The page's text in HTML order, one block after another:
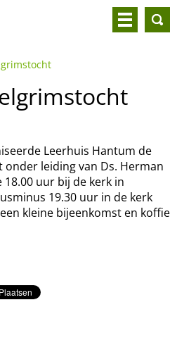
Leerhuis Hantum de
onder leiding van Ds. Herman
uur bij de kerk in
19.30 uur in de kerk
kleine bijeenkomst en koffie